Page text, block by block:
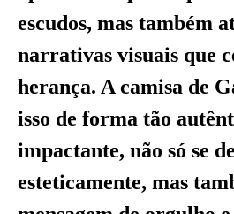
escudos, mas também
narrativas visuais que
herança. A camisa de
isso de forma tão
impactante, não só se
esteticamente, mas